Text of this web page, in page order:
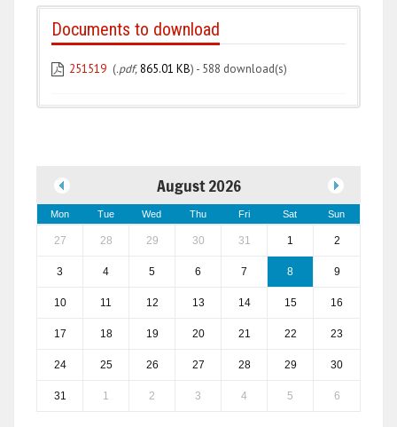
Documents to download
251519 (.pdf, 865.01 KB) - 588 download(s)
August 2026
Mon Tue Wed Thu Fri Sat Sun
27 28 29 30 31 1 2
3 4 5 6 7 8 9
10 11 12 13 14 15 16
17 18 19 20 21 22 23
24 25 26 27 28 29 30
31 1 2 3 4 5 6